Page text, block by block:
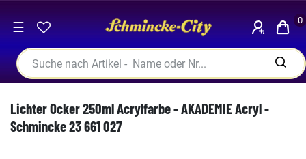
☰ 0
Lichter Ocker 250ml Acrylfarbe - AKADEMIE Acryl -
Schmincke 23 661 027